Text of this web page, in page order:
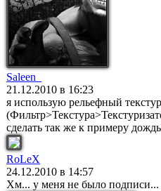
Saleen_
21.12.2010 в 16:23
я использую рельефный
сделать так же к примеру
RoLeX
24.12.2010 в 14:57
Хм... у меня не было подписи...